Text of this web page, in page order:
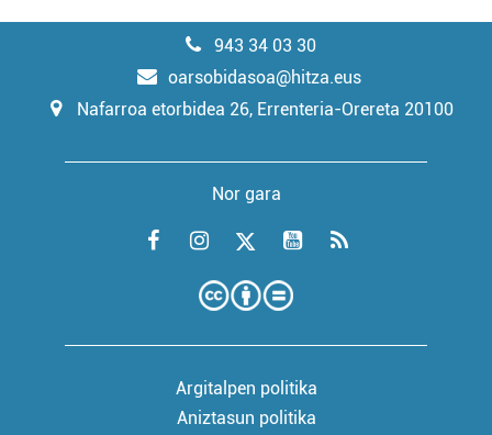
943 34 03 30
oarsobidasoa@hitza.eus
Nafarroa etorbidea 26, Errenteria-Orereta 20100
Nor gara
Argitalpen politika
Aniztasun politika